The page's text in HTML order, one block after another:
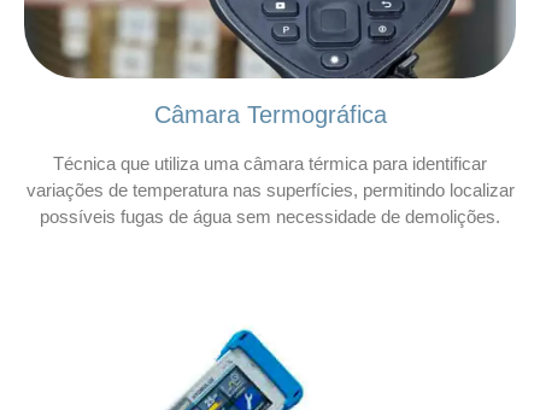
Câmara Termográfica
Técnica que utiliza uma câmara térmica para identificar
variações de temperatura nas superfícies, permitindo localizar
possíveis fugas de água sem necessidade de demolições.